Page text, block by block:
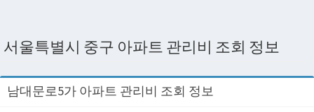
서울특별시 중구 아파트 관리비 조회 정보
남대문로5가 아파트 관리비 조회 정보